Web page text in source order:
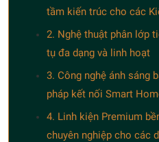
tầm kiến trúc cho các
2. Nghệ thuật phân lớp
tụ đa dạng và linh hoạt
3. Công nghệ ánh sáng
pháp kết nối Smart
4. Linh kiện Premium
chuyên nghiệp cho các